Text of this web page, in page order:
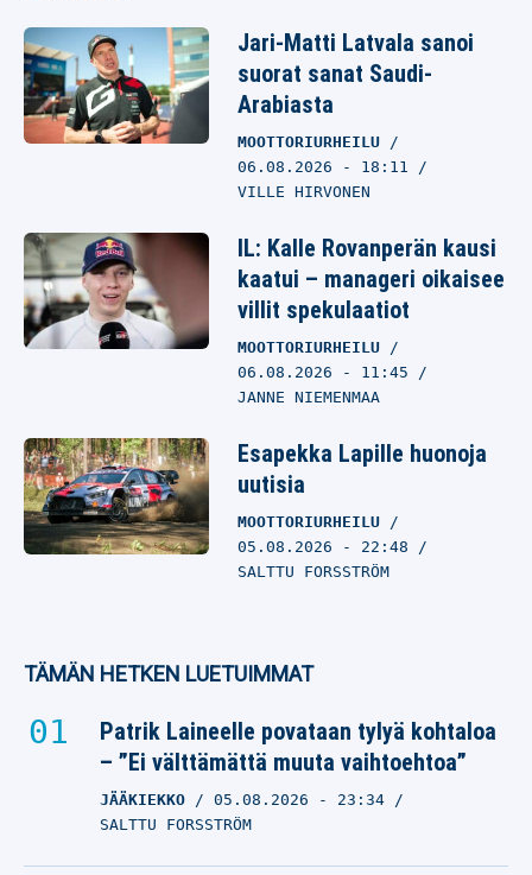
Jari-Matti Latvala sanoi
suorat sanat Saudi-
Arabiasta
MOOTTORIURHEILU
06.08.2026 - 18:11
VILLE HIRVONEN
IL: Kalle Rovanperän kausi
kaatui – manageri oikaisee
villit spekulaatiot
MOOTTORIURHEILU
06.08.2026 - 11:45
JANNE NIEMENMAA
Esapekka Lapille huonoja
uutisia
MOOTTORIURHEILU
05.08.2026 - 22:48
SALTTU FORSSTRÖM
TÄMÄN HETKEN LUETUIMMAT
Patrik Laineelle povataan tylyä kohtaloa
– ”Ei välttämättä muuta vaihtoehtoa”
JÄÄKIEKKO 05.08.2026 - 23:34
SALTTU FORSSTRÖM